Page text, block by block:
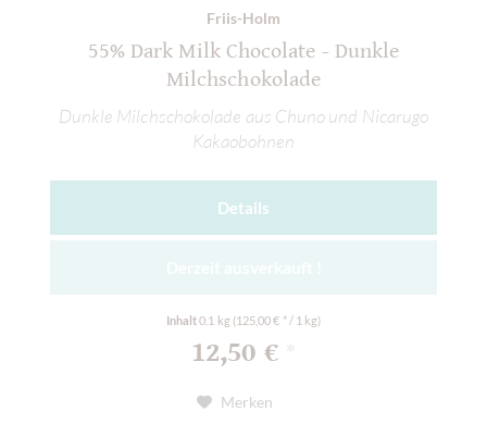
Friis-Holm
55% Dark Milk Chocolate - Dunkle
Milchschokolade
Dunkle Milchschokolade aus Chuno und Nicarugo
Kakaobohnen
Details
Inhalt0.1 kg (125,00 € * / 1 kg)
12,50 €
Merken